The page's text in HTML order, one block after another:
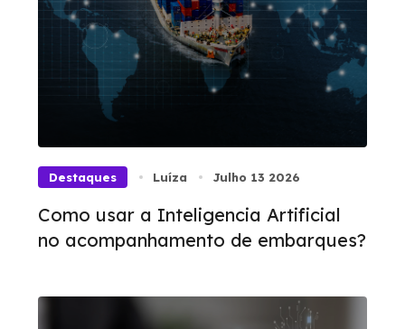
Destaques Luíza Julho 13 2026
Como usar a Inteligencia Artificial
no acompanhamento de embarques?